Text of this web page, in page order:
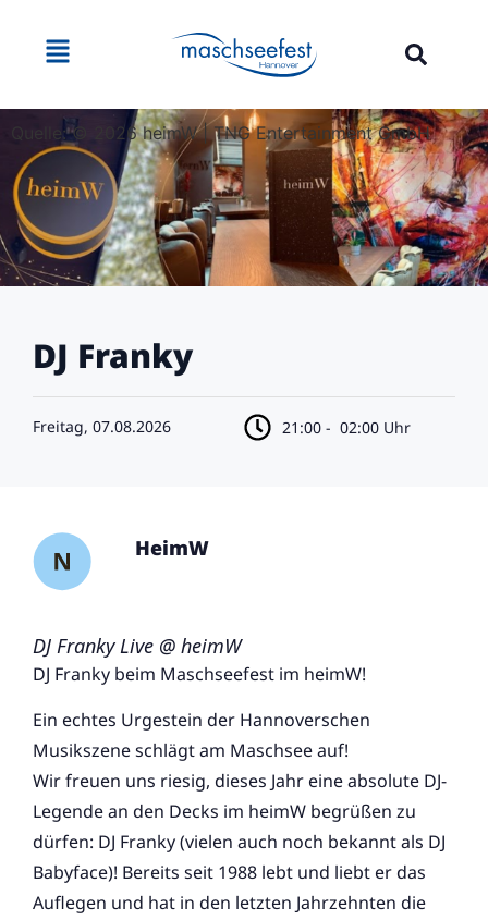
Quelle: © 2026 heimW | TNG Entertainment GmbH
DJ Franky
Freitag, 07.08.2026 21:00 - 02:00 Uhr
HeimW
DJ Franky Live @ heimW
DJ Franky beim Maschseefest im heimW!
Ein echtes Urgestein der Hannoverschen
Musikszene schlägt am Maschsee auf!
Wir freuen uns riesig, dieses Jahr eine absolute DJ-
Legende an den Decks im heimW begrüßen zu
dürfen: DJ Franky (vielen auch noch bekannt als DJ
Babyface)! Bereits seit 1988 lebt und liebt er das
Auflegen und hat in den letzten Jahrzehnten die